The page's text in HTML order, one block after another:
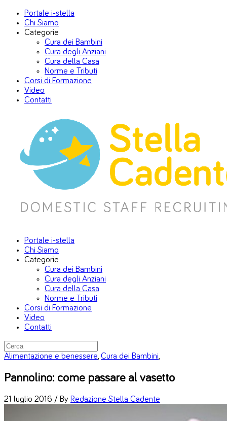
Portale i-stella
Chi Siamo
Categorie
Cura dei Bambini
Cura degli Anziani
Cura della Casa
Norme e Tributi
Corsi di Formazione
Video
Contatti
Portale i-stella
Chi Siamo
Categorie
Cura dei Bambini
Cura degli Anziani
Cura della Casa
Norme e Tributi
Corsi di Formazione
Video
Contatti
Alimentazione e benessere, Cura dei Bambini,
Pannolino: come passare al vasetto
21 luglio 2016 / By Redazione Stella Cadente